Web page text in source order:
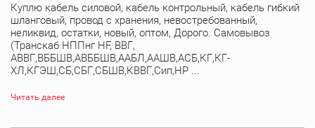
Куплю кабель силовой, кабель контрольный, кабель гибкий
шланговый, провод с хранения, невостребованный,
неликвид, остатки, новый, оптом, Дорого. Самовывоз
(Транскаб НППнг HF, ВВГ,
АВВГ,ВББШВ,АВББШВ,ААБЛ,ААШВ,АСБ,КГ,КГ-
ХЛ,КГЭШ,СБ,СБГ,СБШВ,КВВГ,Сип,НР ...
Читать далее